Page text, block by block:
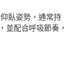
臥姿勢，通常持
並配合呼吸節奏，